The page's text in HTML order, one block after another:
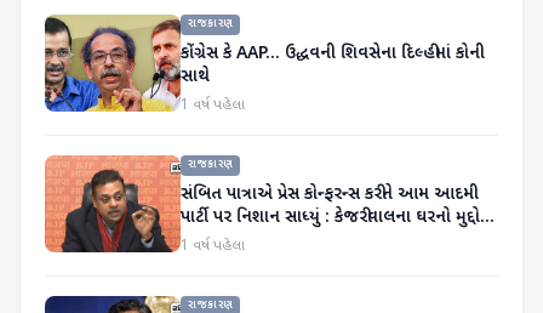
રાજકારણ
કોંગ્રેસ કે AAP... ઉદ્ધવની શિવસેના દિલ્હીમાં કોની
સાથે
1 વર્ષ પહેલા
રાજકારણ
સંબિત પાત્રાએ પ્રેસ કોન્ફરન્સ કરીને આમ આદમી
પાર્ટી પર નિશાન સાધ્યું : કેજરીવાલના ઘરનો મુદ્દો
ઉઠાવ્યો
1 વર્ષ પહેલા
રાજકારણ